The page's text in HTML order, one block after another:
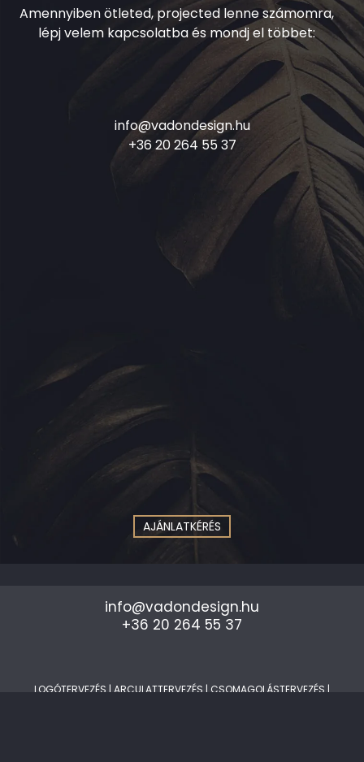
Amennyiben ötleted, projected lenne számomra,
lépj velem kapcsolatba és mondj el többet:
info@vadondesign.hu
+36 20 264 55 37
AJÁNLATKÉRÉS
info@vadondesign.hu
+36 20 264 55 37
LOGÓTERVEZÉS | ARCULATTERVEZÉS | CSOMAGOLÁSTERVEZÉS |